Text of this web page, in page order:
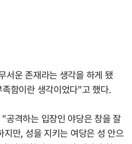
서운 존재라는 생각을 하게 됐
함이란 생각이었다"고 했다.
공격하는 입장인 야당은 창을 잘
지만, 성을 지키는 여당은 성 안으